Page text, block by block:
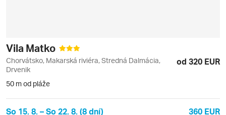
Vila Matko
Chorvátsko, Makarská riviéra, Stredná Dalmácia,
Drvenik
od 320 EUR
50 m od pláže
So 15. 8. – So 22. 8. (8 dní) 360 EUR